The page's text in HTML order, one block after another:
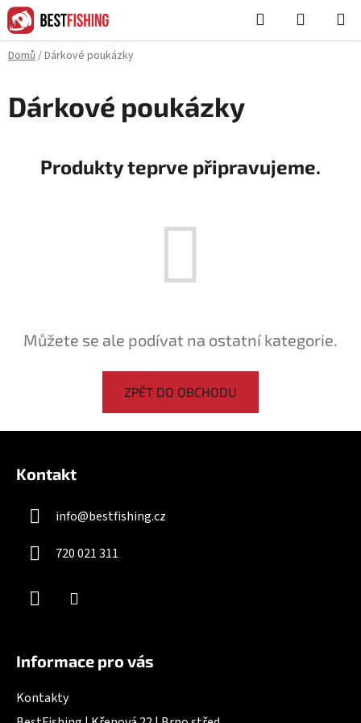
Přejít
na
obsah
Hledat
KOŠÍK
Domů/Dárkové poukázky
Dárkové poukázky
Produkty teprve připravujeme.
Můžete se ale podívat na ostatní kategorie.
ZPĚT DO OBCHODU
Kontakt
info@bestfishing.cz
720 021 311
Informace pro vás
Kontakty